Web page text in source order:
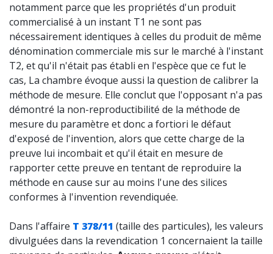
notamment parce que les propriétés d'un produit
commercialisé à un instant T1 ne sont pas
nécessairement identiques à celles du produit de même
dénomination commerciale mis sur le marché à l'instant
T2, et qu'il n'était pas établi en l'espèce que ce fut le
cas, La chambre évoque aussi la question de calibrer la
méthode de mesure. Elle conclut que l'opposant n'a pas
démontré la non-reproductibilité de la méthode de
mesure du paramètre et donc a fortiori le défaut
d'exposé de l'invention, alors que cette charge de la
preuve lui incombait et qu'il était en mesure de
rapporter cette preuve en tentant de reproduire la
méthode en cause sur au moins l'une des silices
conformes à l'invention revendiquée.
Dans l'affaire T 378/11 (taille des particules), les valeurs
divulguées dans la revendication 1 concernaient la taille